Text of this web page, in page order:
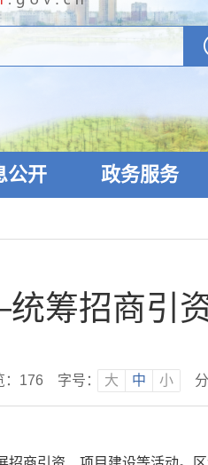
公开 政务服务
筹招商引
176 字号： 大 中 小